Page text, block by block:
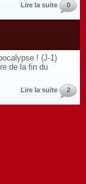
Lire la suite 0
! (J-1)
de la fin du
Lire la suite 2